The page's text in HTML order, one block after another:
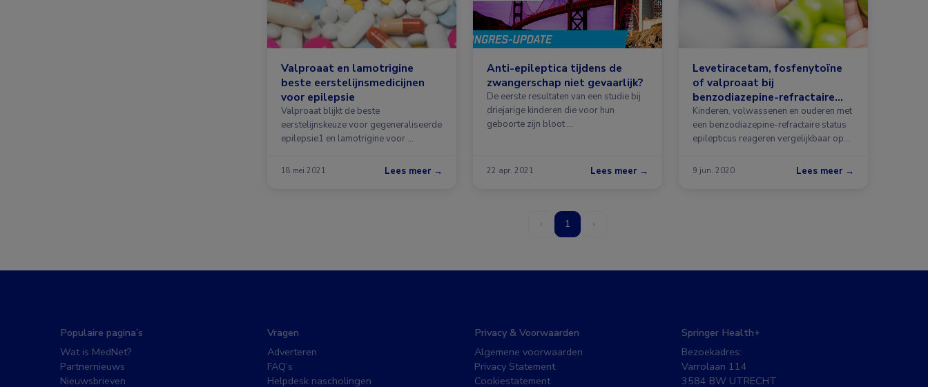
Valproaat en lamotrigine
beste eerstelijnsmedicijnen
voor epilepsie
Valproaat blijkt de beste
eerstelijnskeuze voor gegeneraliseerde
epilepsie1 en lamotrigine voor …
18 mei 2021 Lees meer →
Anti-epileptica tijdens de
zwangerschap niet gevaarlijk?
De eerste resultaten van een studie bij
driejarige kinderen die voor hun
geboorte zijn bloot …
22 apr. 2021 Lees meer →
Levetiracetam, fosfenytoïne
of valproaat bij
benzodiazepine-refractaire
status epilepticus?
Kinderen, volwassenen en ouderen met
een benzodiazepine-refractaire status
epilepticus reageren vergelijkbaar op
9 jun. 2020 Lees meer →
‹ 1 ›
Populaire pagina’s
Wat is MedNet?
Partnernieuws
Nieuwsbrieven
Vragen
Adverteren
FAQ’s
Helpdesk nascholingen
Privacy & Voorwaarden
Algemene voorwaarden
Privacy Statement
Cookiestatement
Springer Health+
Bezoekadres:
Varrolaan 114
3584 BW UTRECHT